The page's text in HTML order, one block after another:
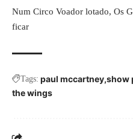
Num Circo Voador lotado, Os
ficar
Tags: paul mccartney show
the wings